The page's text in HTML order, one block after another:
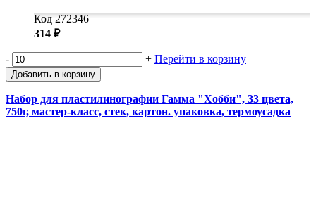
Код 272346
314 ₽
- + Перейти в корзину
Добавить в корзину
Набор для пластилинографии Гамма "Хобби", 33 цвета,
750г, мастер-класс, стек, картон. упаковка, термоусадка